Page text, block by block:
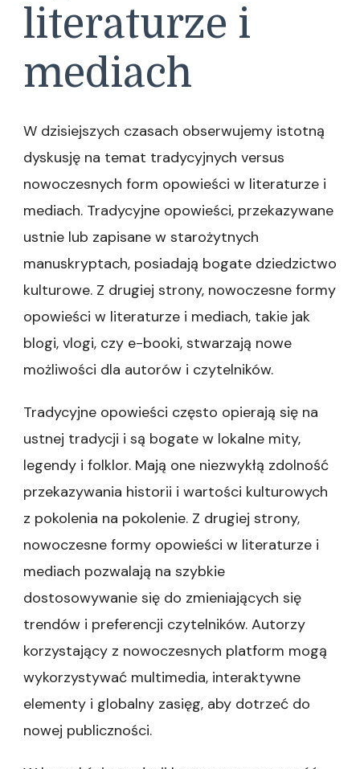
literaturze i
mediach
W dzisiejszych czasach obserwujemy istotną
dyskusję na temat tradycyjnych versus
nowoczesnych form opowieści w literaturze i
mediach. Tradycyjne opowieści, przekazywane
ustnie lub zapisane w starożytnych
manuskryptach, posiadają bogate dziedzictwo
kulturowe. Z drugiej strony, nowoczesne formy
opowieści w literaturze i mediach, takie jak
blogi, vlogi, czy e-booki, stwarzają nowe
możliwości dla autorów i czytelników.
Tradycyjne opowieści często opierają się na
ustnej tradycji i są bogate w lokalne mity,
legendy i folklor. Mają one niezwykłą zdolność
przekazywania historii i wartości kulturowych
z pokolenia na pokolenie. Z drugiej strony,
nowoczesne formy opowieści w literaturze i
mediach pozwalają na szybkie
dostosowywanie się do zmieniających się
trendów i preferencji czytelników. Autorzy
korzystający z nowoczesnych platform mogą
wykorzystywać multimedia, interaktywne
elementy i globalny zasięg, aby dotrzeć do
nowej publiczności.